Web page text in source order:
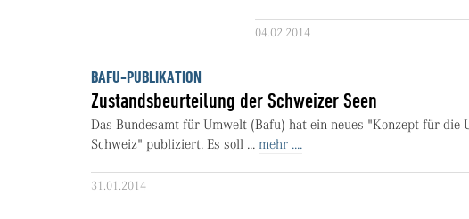
04.02.2014
BAFU-PUBLIKATION
Zustandsbeurteilung der Schweizer Seen
Das Bundesamt für Umwelt (Bafu) hat ein neues "Konzept für die
Schweiz" publiziert. Es soll ... mehr ....
31.01.2014